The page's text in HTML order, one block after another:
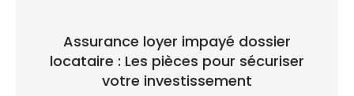
Assurance loyer impayé dossier
locataire : Les pièces pour sécuriser
votre investissement